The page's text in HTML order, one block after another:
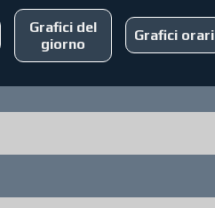
Grafici del
giorno
Grafici orari